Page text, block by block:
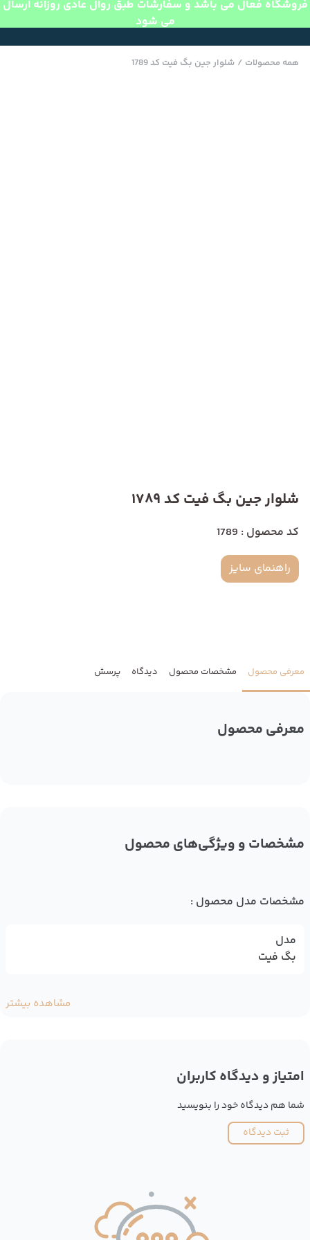
فروشگاه فعال می باشد و سفارشات طبق روال عادی روزانه ارسال
می شود
همه محصولات / شلوار جین بگ فیت کد 1789
شلوار جین بگ فیت کد 1789
کد محصول : 1789
راهنمای سایز
معرفی محصول مشخصات محصول دیدگاه پرسش
معرفی محصول
مشخصات و ویژگی‌های محصول
مشخصات مدل محصول :
مدل
بگ فیت
مشاهده بیشتر
امتیاز و دیدگاه کاربران
شما هم دیدگاه خود را بنویسید
ثبت دیدگاه